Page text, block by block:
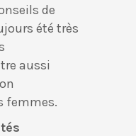
de
été très
aussi
femmes.